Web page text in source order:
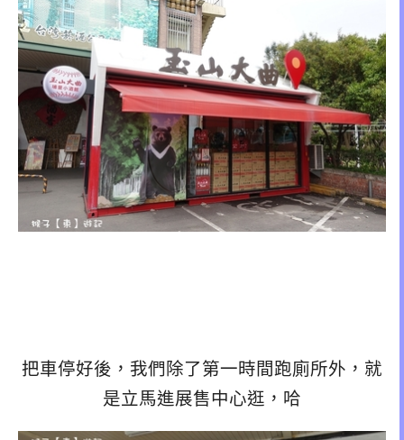
把車停好後，我們除了第一時間跑廁所外，就
是立馬進展售中心逛，哈